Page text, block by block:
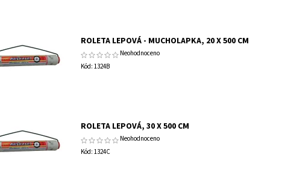
ROLETA LEPOVÁ - MUCHOLAPKA, 20 X 500 CM
Neohodnoceno
Kód: 1324B
ROLETA LEPOVÁ, 30 X 500 CM
Neohodnoceno
Kód: 1324C